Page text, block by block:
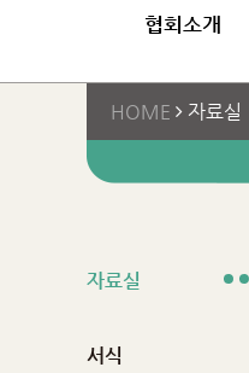
협회소개
HOME 자료실
자료실
서식